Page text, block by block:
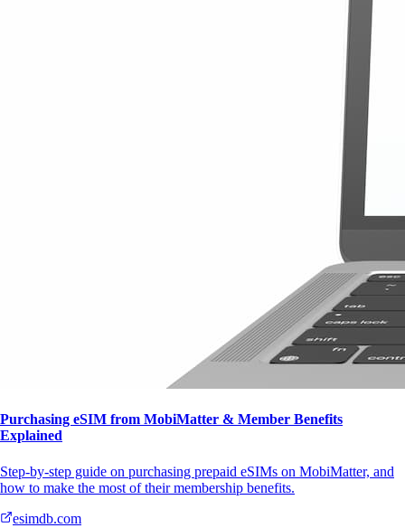
Purchasing eSIM from MobiMatter & Member Benefits
Explained
Step-by-step guide on purchasing prepaid eSIMs on MobiMatter, and
how to make the most of their membership benefits.
esimdb.com